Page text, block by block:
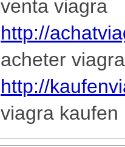
venta viagra
http://
acheter viagra
http://
viagra kaufen